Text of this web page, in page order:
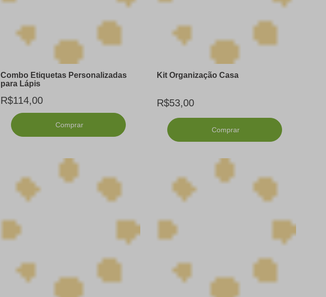
Combo Etiquetas Personalizadas
para Lápis
R$114,00
Comprar
Kit Organização Casa
R$53,00
Comprar